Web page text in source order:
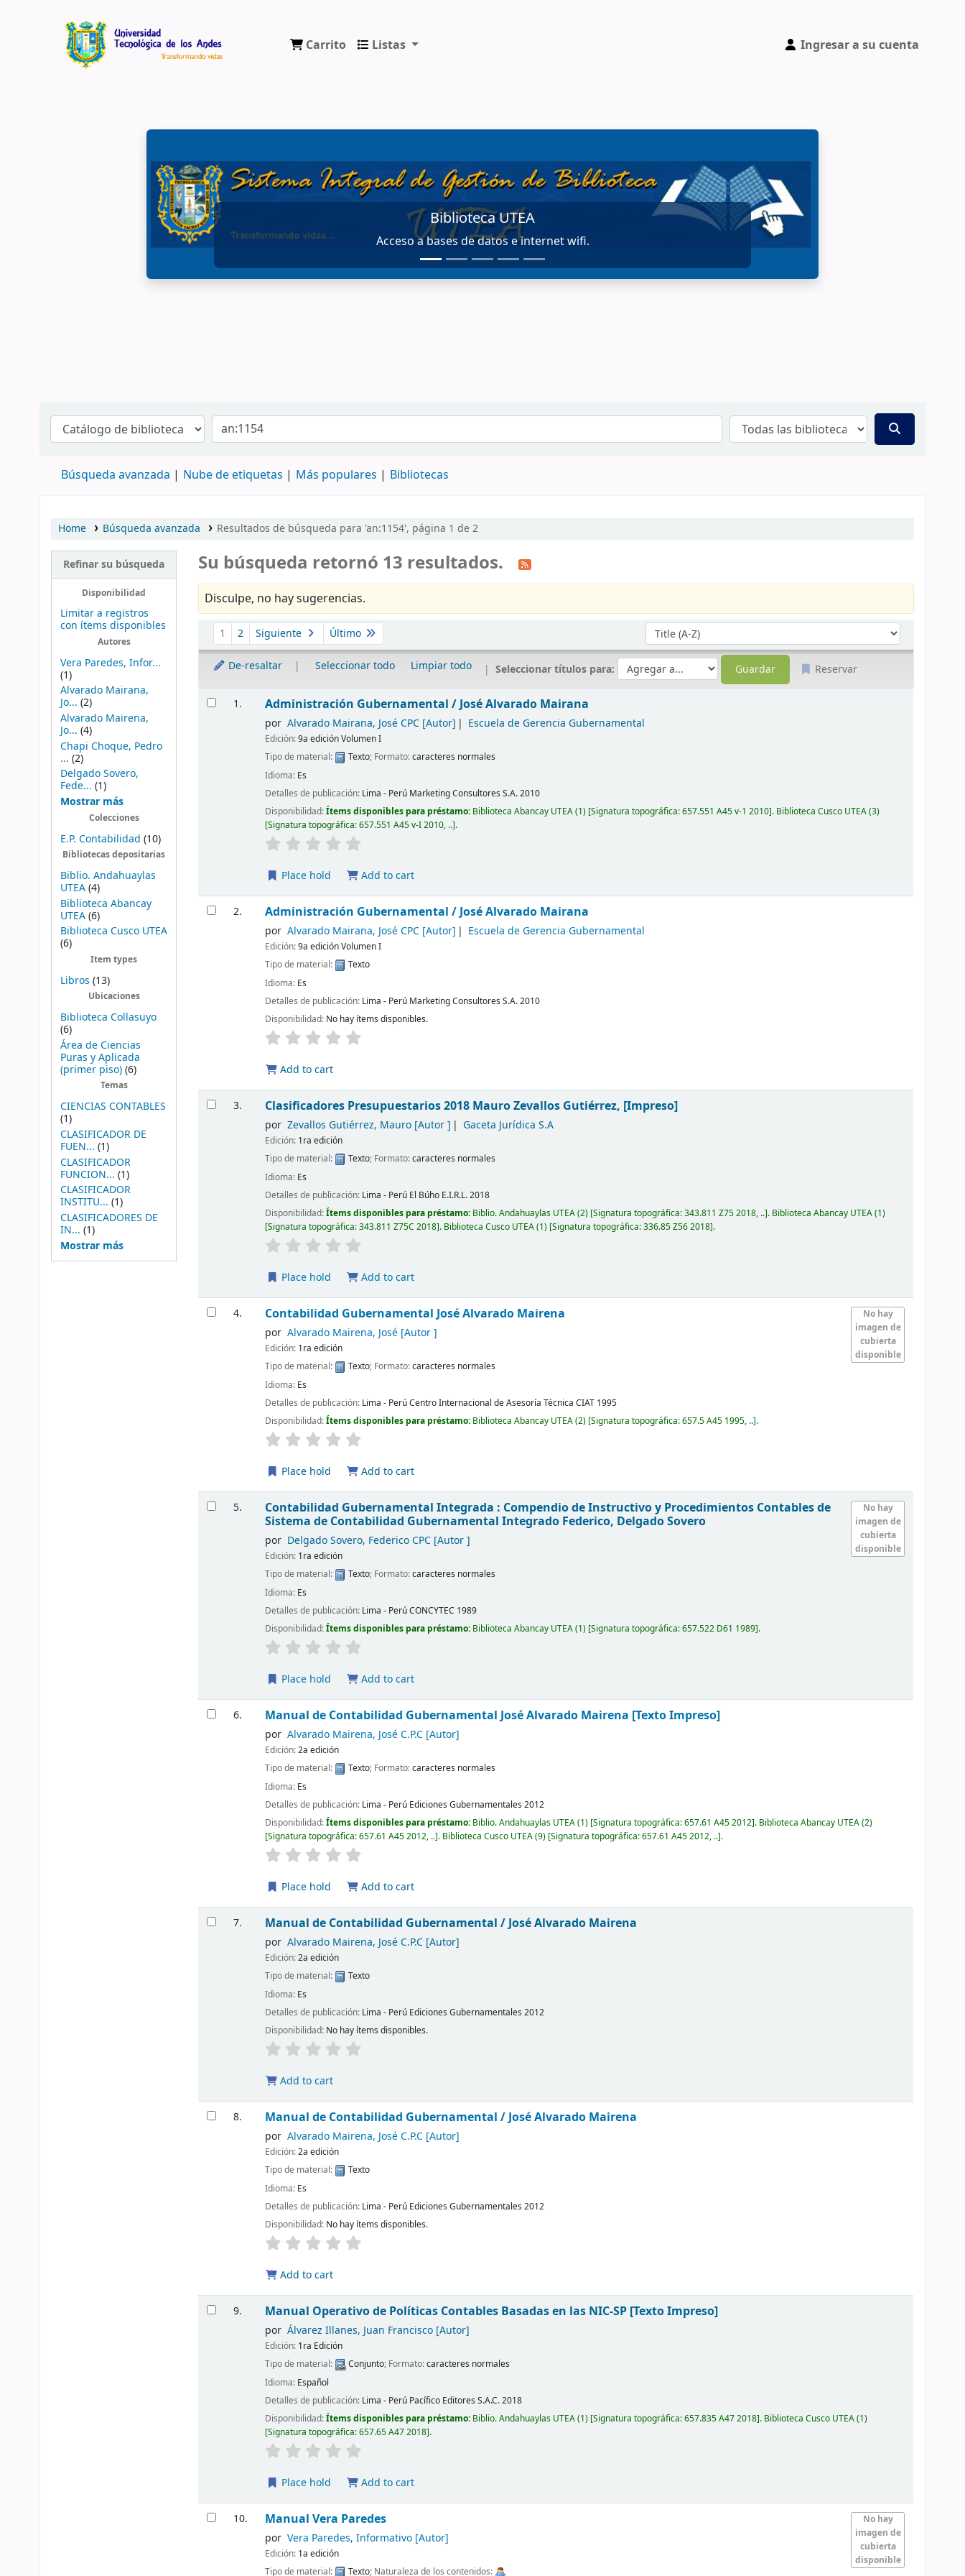
Biblioteca Virtual Universidad Tecnológica de los Andes
Carrito Listas Ingresar a su cuenta
Búsqueda avanzada Nube de etiquetas Más populares Bibliotecas
Home Búsqueda avanzada Resultados de búsqueda para 'an:1154', página 1 de 2
Refinar su búsqueda
Disponibilidad
Limitar a registros
con ítems disponibles
Autores
Vera Paredes, Infor...
(1)
Alvarado Mairana,
Jo... (2)
Alvarado Mairena,
Jo... (4)
Chapi Choque, Pedro
... (2)
Delgado Sovero,
Fede... (1)
Mostrar más
Colecciones
E.P. Contabilidad (10)
Bibliotecas depositarias
Biblio. Andahuaylas
UTEA(4)
Biblioteca Abancay
UTEA(6)
Biblioteca Cusco UTEA
(6)
Item types
Libros (13)
Ubicaciones
Biblioteca Collasuyo
(6)
Área de Ciencias
Puras y Aplicada
(primer piso)(6)
Temas
CIENCIAS CONTABLES
(1)
CLASIFICADOR DE
FUEN... (1)
CLASIFICADOR
FUNCION... (1)
CLASIFICADOR
INSTITU... (1)
CLASIFICADORES DE
IN... (1)
Mostrar más
Su búsqueda retornó 13 resultados.
Disculpe, no hay sugerencias.
Ordenar
1 2 Siguiente Último Ordenar por:
De-resaltar Seleccionar todo Limpiar todo Seleccionar títulos para: Reservar
Resultados
1. Administración Gubernamental / José Alvarado Mairana
por Alvarado Mairana, José CPC[Autor] Escuela de Gerencia Gubernamental
Edición:9a edición Volumen I
Tipo de material:
Texto; Formato:caracteres normales
Idioma: Es
Detalles de publicación: Lima - Perú Marketing Consultores S.A.2010
Disponibilidad:Ítems disponibles para préstamo: Biblioteca Abancay UTEA(1) Signatura topográfica:657.551 A45 v-1 2010 . Biblioteca Cusco UTEA(3)
Signatura topográfica:657.551 A45 v-I 2010, .. .
Place hold Add to cart
2. Administración Gubernamental / José Alvarado Mairana
por Alvarado Mairana, José CPC[Autor] Escuela de Gerencia Gubernamental
Edición:9a edición Volumen I
Tipo de material:
Texto
Idioma: Es
Detalles de publicación: Lima - Perú Marketing Consultores S.A.2010
Disponibilidad: No hay ítems disponibles.
Add to cart
3. Clasificadores Presupuestarios 2018 Mauro Zevallos Gutiérrez, [Impreso]
por Zevallos Gutiérrez, Mauro[Autor ] Gaceta Jurídica S.A
Edición: 1ra edición
Tipo de material:
Texto; Formato:caracteres normales
Idioma: Es
Detalles de publicación: Lima - Perú El Búho E.I.R.L.2018
Disponibilidad:Ítems disponibles para préstamo: Biblio. Andahuaylas UTEA(2) Signatura topográfica:343.811 Z75 2018, .. . Biblioteca Abancay UTEA(1)
Signatura topográfica:343.811 Z75C 2018 . Biblioteca Cusco UTEA(1) Signatura topográfica:336.85 Z56 2018 .
Place hold Add to cart
4.
No hay
imagen de
cubierta
disponible
Contabilidad GubernamentalJosé Alvarado Mairena
por Alvarado Mairena, José[Autor ]
Edición: 1ra edición
Tipo de material:
Texto; Formato:caracteres normales
Idioma: Es
Detalles de publicación: Lima - PerúCentro Internacional de Asesoría Técnica CIAT 1995
Disponibilidad:Ítems disponibles para préstamo: Biblioteca Abancay UTEA(2) Signatura topográfica:657.5 A45 1995, .. .
Place hold Add to cart
5.
No hay
imagen de
cubierta
disponible
Contabilidad Gubernamental Integrada : Compendio de Instructivo y Procedimientos Contables de
Sistema de Contabilidad Gubernamental Integrado Federico, Delgado Sovero
por Delgado Sovero, Federico CPC[Autor ]
Edición: 1ra edición
Tipo de material:
Texto; Formato:caracteres normales
Idioma: Es
Detalles de publicación: Lima - PerúCONCYTEC 1989
Disponibilidad:Ítems disponibles para préstamo: Biblioteca Abancay UTEA(1) Signatura topográfica:657.522 D61 1989 .
Place hold Add to cart
6. Manual de Contabilidad GubernamentalJosé Alvarado Mairena [Texto Impreso]
por Alvarado Mairena, José C.P.C[Autor]
Edición:2a edición
Tipo de material:
Texto; Formato:caracteres normales
Idioma: Es
Detalles de publicación: Lima - Perú Ediciones Gubernamentales 2012
Disponibilidad:Ítems disponibles para préstamo: Biblio. Andahuaylas UTEA(1) Signatura topográfica:657.61 A45 2012 . Biblioteca Abancay UTEA(2)
Signatura topográfica:657.61 A45 2012, .. . Biblioteca Cusco UTEA(9) Signatura topográfica:657.61 A45 2012, .. .
Place hold Add to cart
7. Manual de Contabilidad Gubernamental /José Alvarado Mairena
por Alvarado Mairena, José C.P.C[Autor]
Edición:2a edición
Tipo de material:
Texto
Idioma: Es
Detalles de publicación: Lima - Perú Ediciones Gubernamentales 2012
Disponibilidad: No hay ítems disponibles.
Add to cart
8. Manual de Contabilidad Gubernamental /José Alvarado Mairena
por Alvarado Mairena, José C.P.C[Autor]
Edición:2a edición
Tipo de material:
Texto
Idioma: Es
Detalles de publicación: Lima - Perú Ediciones Gubernamentales 2012
Disponibilidad: No hay ítems disponibles.
Add to cart
9. Manual Operativo de Políticas Contables Basadas en las NIC-SP [Texto Impreso]
por Álvarez Illanes, Juan Francisco[Autor]
Edición: 1ra Edición
Tipo de material:
Conjunto; Formato:caracteres normales
Idioma: Español
Detalles de publicación: Lima - Perú Pacífico Editores S.A.C.2018
Disponibilidad:Ítems disponibles para préstamo: Biblio. Andahuaylas UTEA(1) Signatura topográfica:657.835 A47 2018 . Biblioteca Cusco UTEA(1)
Signatura topográfica:657.65 A47 2018 .
Place hold Add to cart
10.
No hay
imagen de
cubierta
disponible
Manual Vera Paredes
por Vera Paredes, Informativo[Autor]
Edición: 1a edición
Tipo de material:
Texto; Naturaleza de los contenidos: